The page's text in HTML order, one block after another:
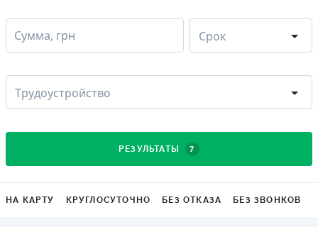
Сумма, грн Срок
Трудоустройство
РЕЗУЛЬТАТЫ 7
НА КАРТУ КРУГЛОСУТОЧНО БЕЗ ОТКАЗА БЕЗ ЗВОНКОВ